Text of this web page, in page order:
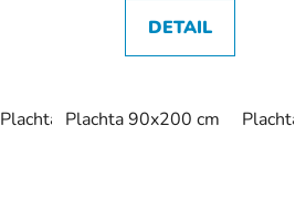
Plachta 120x200 cm Plachta
DETAIL
Plachta 90x200 cm